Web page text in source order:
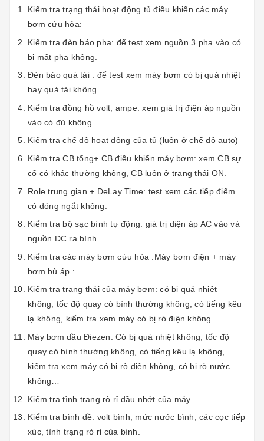
Kiểm tra trạng thái hoạt động tủ điều khiển các máy
bơm cứu hỏa:
Kiểm tra đèn báo pha: để test xem nguồn 3 pha vào có
bị mất pha không.
Đèn báo quá tải : để test xem máy bơm có bị quá nhiệt
hay quá tải không.
Kiểm tra đồng hồ volt, ampe: xem giá trị điện áp nguồn
vào có đủ không.
Kiểm tra chế độ hoạt động của tủ (luôn ở chế độ auto)
Kiểm tra CB tổng+ CB điều khiển máy bơm: xem CB sự
cố có khác thường không, CB luôn ở trạng thái ON.
Role trung gian + DeLay Time: test xem các tiếp điểm
có đóng ngắt không.
Kiểm tra bộ sạc bình tự động: giá trị diện áp AC vào và
nguồn DC ra bình.
Kiểm tra các máy bơm cứu hỏa :Máy bơm điện + máy
bơm bù áp :
Kiểm tra trạng thái của máy bơm: có bị quá nhiệt
không, tốc độ quay có bình thường không, có tiếng kêu
lạ không, kiểm tra xem máy có bị rò điện không.
Máy bơm dầu Điezen: Có bị quá nhiệt không, tốc độ
quay có bình thường không, có tiếng kêu lạ không,
kiểm tra xem máy có bị rò điện không, có bị rò nước
không…
Kiểm tra tình trạng rò rỉ dầu nhớt của máy.
Kiểm tra bình đề: volt bình, mức nước bình, các cọc tiếp
xúc, tình trạng rò rỉ của bình.